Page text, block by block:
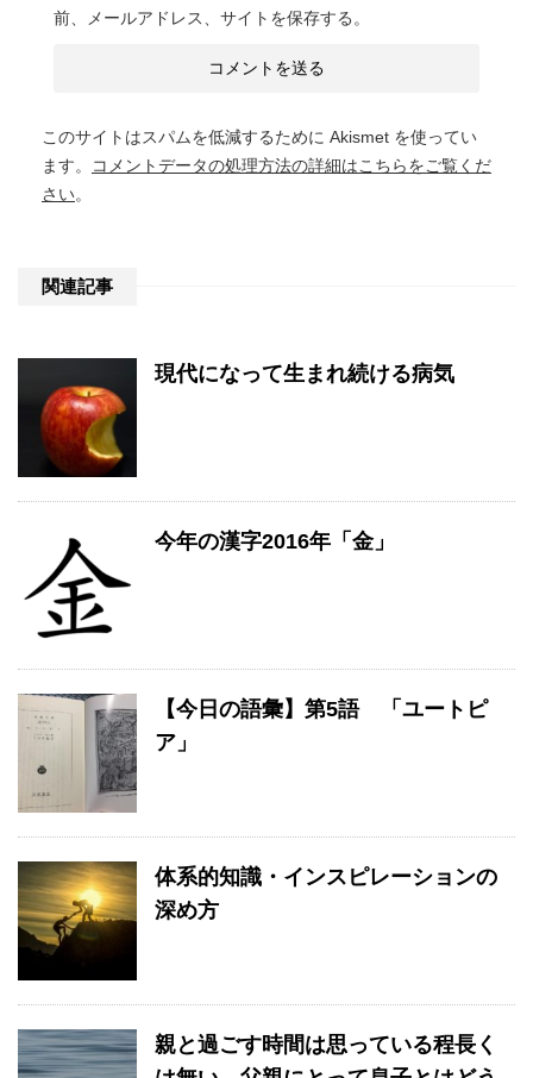
前、メールアドレス、サイトを保存する。
このサイトはスパムを低減するために Akismet を使ってい
ます。
コメントデータの処理方法の詳細はこちらをご覧くだ
さい。
関連記事
現代になって生まれ続ける病気
今年の漢字2016年「金」
【今日の語彙】第5語 「ユートピ
ア」
体系的知識・インスピレーションの
深め方
親と過ごす時間は思っている程長く